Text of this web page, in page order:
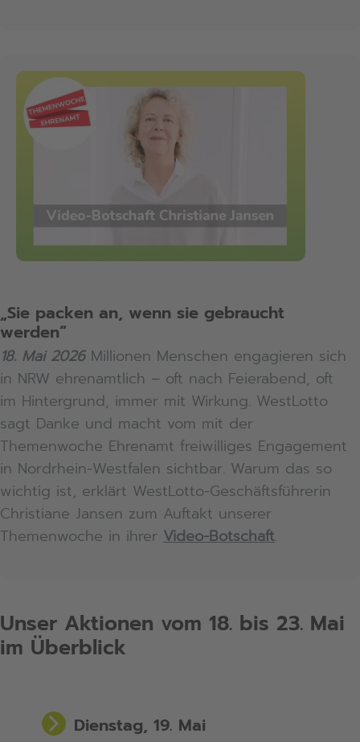
„Sie packen an, wenn sie gebraucht
werden“
18. Mai 2026 Millionen Menschen engagieren sich
in NRW ehrenamtlich – oft nach Feierabend, oft
im Hintergrund, immer mit Wirkung. WestLotto
sagt Danke und macht vom mit der
Themenwoche Ehrenamt freiwilliges Engagement
in Nordrhein-Westfalen sichtbar. Warum das so
wichtig ist, erklärt WestLotto-Geschäftsführerin
Christiane Jansen zum Auftakt unserer
Themenwoche in ihrer Video-Botschaft.
Unser Aktionen vom 18. bis 23. Mai
im Überblick
Dienstag, 19. Mai